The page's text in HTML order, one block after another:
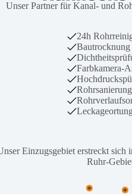
Unser Partner für Kanal- und
24h
Bautrocknung
Farbkamera-
Rohrsanierung
Einzugsgebiet erstreckt sich
Ruhr-